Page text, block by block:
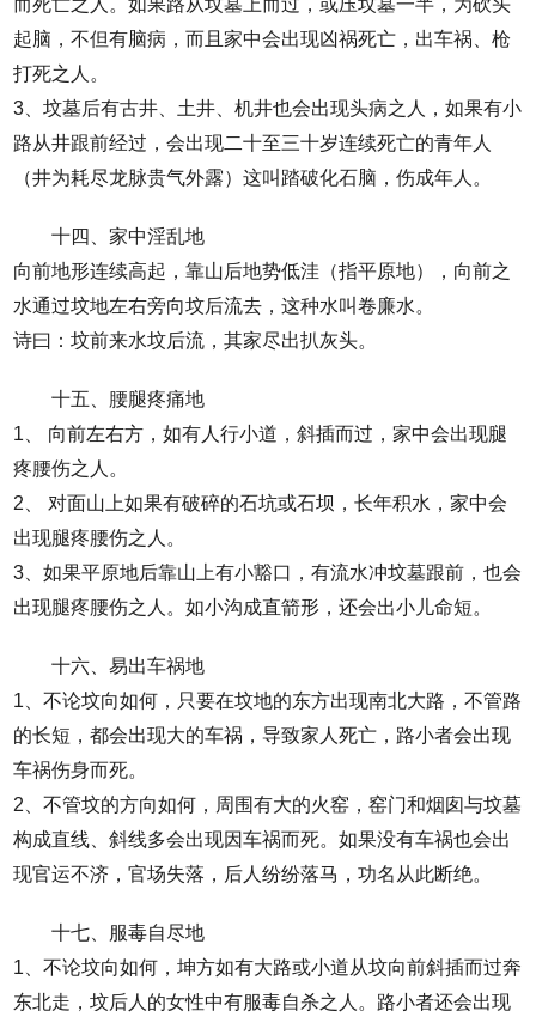
而死亡之人。如果路从坟墓上而过，或压坟墓一半，为砍头
起脑，不但有脑病，而且家中会出现凶祸死亡，出车祸、枪
打死之人。
3、坟墓后有古井、土井、机井也会出现头病之人，如果有小
路从井跟前经过，会出现二十至三十岁连续死亡的青年人
（井为耗尽龙脉贵气外露）这叫踏破化石脑，伤成年人。
十四、家中淫乱地
向前地形连续高起，靠山后地势低洼（指平原地），向前之
水通过坟地左右旁向坟后流去，这种水叫卷廉水。
诗曰：坟前来水坟后流，其家尽出扒灰头。
十五、腰腿疼痛地
1、 向前左右方，如有人行小道，斜插而过，家中会出现腿
疼腰伤之人。
2、 对面山上如果有破碎的石坑或石坝，长年积水，家中会
出现腿疼腰伤之人。
3、如果平原地后靠山上有小豁口，有流水冲坟墓跟前，也会
出现腿疼腰伤之人。如小沟成直箭形，还会出小儿命短。
十六、易出车祸地
1、不论坟向如何，只要在坟地的东方出现南北大路，不管路
的长短，都会出现大的车祸，导致家人死亡，路小者会出现
车祸伤身而死。
2、不管坟的方向如何，周围有大的火窑，窑门和烟囱与坟墓
构成直线、斜线多会出现因车祸而死。如果没有车祸也会出
现官运不济，官场失落，后人纷纷落马，功名从此断绝。
十七、服毒自尽地
1、不论坟向如何，坤方如有大路或小道从坟向前斜插而过奔
东北走，坟后人的女性中有服毒自杀之人。路小者还会出现